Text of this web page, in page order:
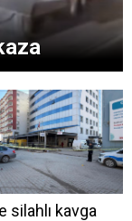
silahlı kavga